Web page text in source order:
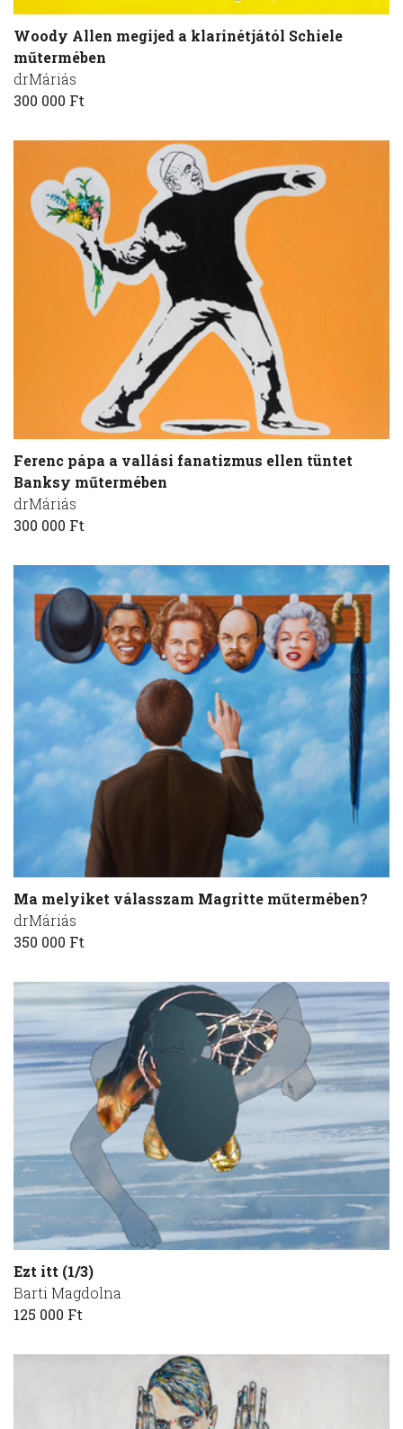
Woody Allen megijed a klarinétjától Schiele
műtermében
drMáriás
300 000 Ft
Ferenc pápa a vallási fanatizmus ellen tüntet
Banksy műtermében
drMáriás
300 000 Ft
Ma melyiket válasszam Magritte műtermében?
drMáriás
350 000 Ft
Ezt itt (1/3)
Barti Magdolna
125 000 Ft